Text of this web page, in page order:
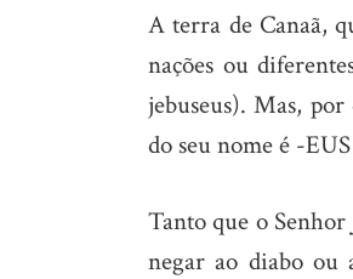
“EUS”
A terra de Canaã,
nações ou
jebuseus). Mas,
do seu nome é -
Tanto que o Senhor
negar ao diabo ou